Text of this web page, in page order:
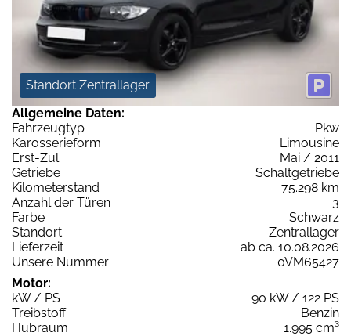
Standort Zentrallager
Allgemeine Daten:
Fahrzeugtyp
Pkw
Karosserieform
Limousine
Erst-Zul.
Mai / 2011
Getriebe
Schaltgetriebe
Kilometerstand
75.298 km
Anzahl der Türen
3
Farbe
Schwarz
Standort
Zentrallager
Lieferzeit
ab ca. 10.08.2026
Unsere Nummer
0VM65427
Motor:
kW / PS
90 kW / 122 PS
Treibstoff
Benzin
Hubraum
1.995 cm³